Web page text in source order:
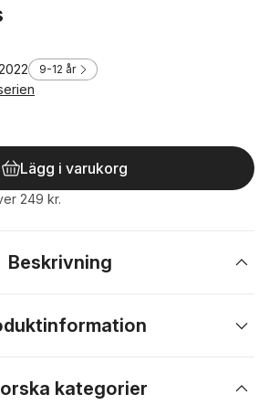
9-12 år
Lägg i varukorg
249 kr.
Beskrivning
kategorier